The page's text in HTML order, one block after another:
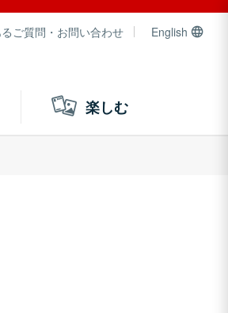
ご質問・お問い合わせ English
楽しむ